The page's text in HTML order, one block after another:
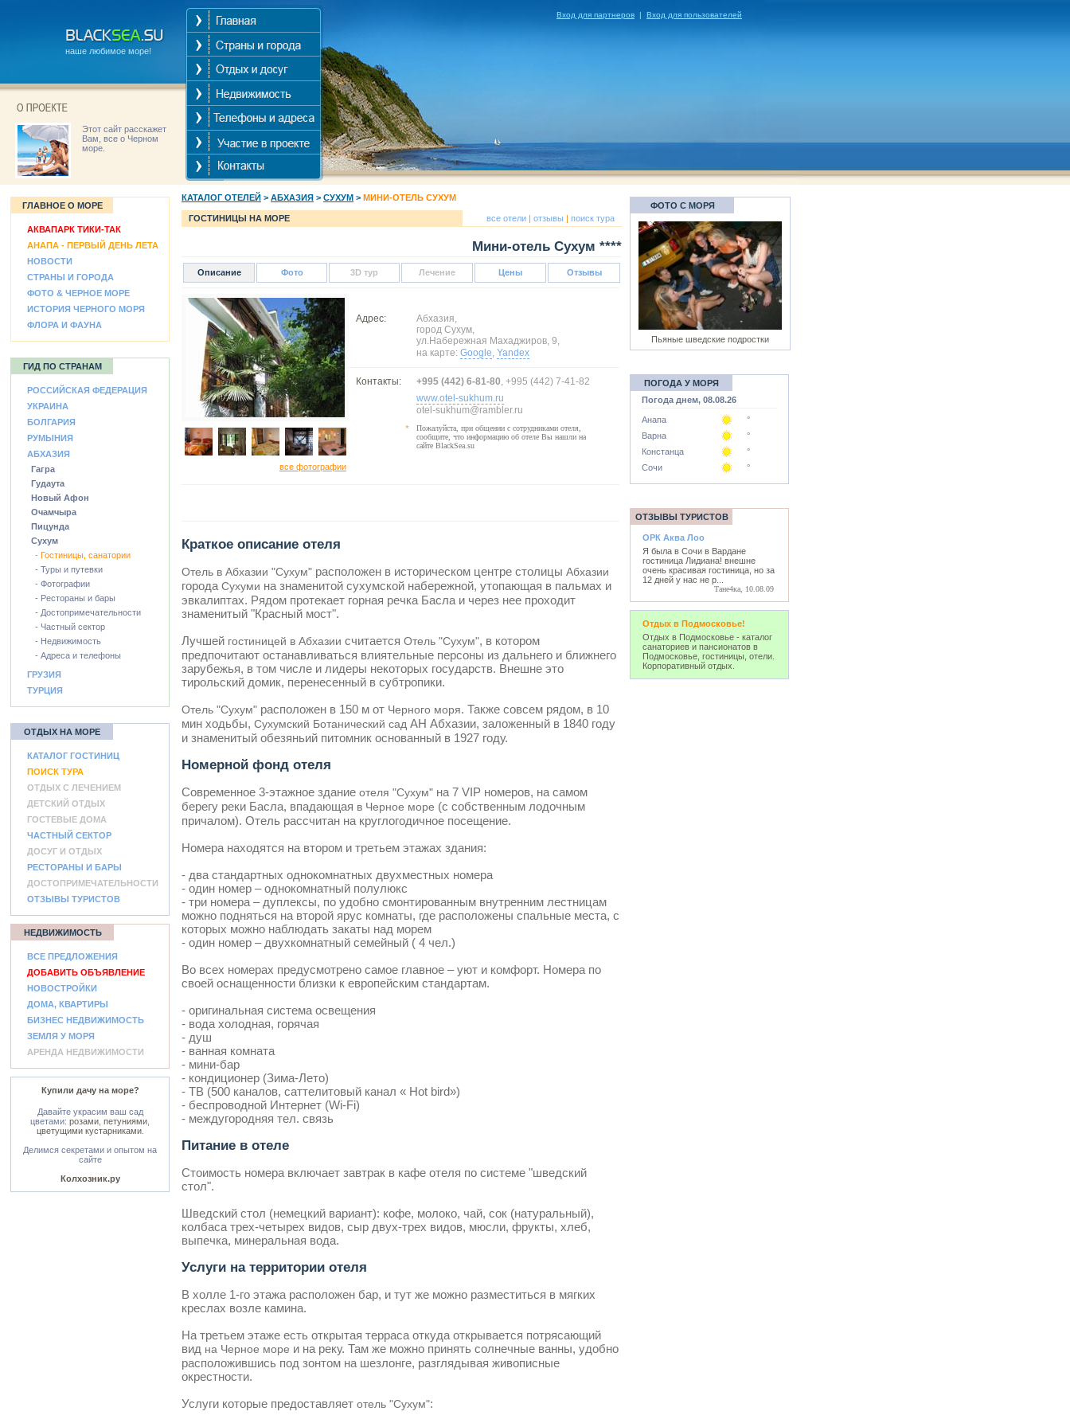
наше любимое море!
Этот сайт расскажет
Вам, все о Черном
море.
Вход для партнеров | Вход для пользователей
ГЛАВНОЕ О МОРЕ
АКВАПАРК ТИКИ-ТАК
АНАПА - ПЕРВЫЙ ДЕНЬ ЛЕТА
НОВОСТИ
СТРАНЫ И ГОРОДА
ФОТО & ЧЕРНОЕ МОРЕ
ИСТОРИЯ ЧЕРНОГО МОРЯ
ФЛОРА И ФАУНА
ГИД ПО СТРАНАМ
РОССИЙСКАЯ ФЕДЕРАЦИЯ
УКРАИНА
БОЛГАРИЯ
РУМЫНИЯ
АБХАЗИЯ
Гагра
Гудаута
Новый Афон
Очамчыра
Пицунда
Сухум
- Гостиницы, санатории
- Туры и путевки
- Фотографии
- Рестораны и бары
- Достопримечательности
- Частный сектор
- Недвижимость
- Адреса и телефоны
ГРУЗИЯ
ТУРЦИЯ
ОТДЫХ НА МОРЕ
КАТАЛОГ ГОСТИНИЦ
ПОИСК ТУРА
ОТДЫХ С ЛЕЧЕНИЕМ
ДЕТСКИЙ ОТДЫХ
ГОСТЕВЫЕ ДОМА
ЧАСТНЫЙ СЕКТОР
ДОСУГ И ОТДЫХ
РЕСТОРАНЫ И БАРЫ
ДОСТОПРИМЕЧАТЕЛЬНОСТИ
ОТЗЫВЫ ТУРИСТОВ
НЕДВИЖИМОСТЬ
ВСЕ ПРЕДЛОЖЕНИЯ
ДОБАВИТЬ ОБЪЯВЛЕНИЕ
НОВОСТРОЙКИ
ДОМА, КВАРТИРЫ
БИЗНЕС НЕДВИЖИМОСТЬ
ЗЕМЛЯ У МОРЯ
АРЕНДА НЕДВИЖИМОСТИ
Купили дачу на море?
Давайте украсим ваш сад
цветами: розами петуниями
цветущими кустарниками.
Делимся секретами и опытом на
сайте
Колхозник.ру
КАТАЛОГ ОТЕЛЕЙ > АБХАЗИЯ > СУХУМ > МИНИ-ОТЕЛЬ СУХУМ
ГОСТИНИЦЫ НА МОРЕ все отели | отзывы | поиск тура
Мини-отель Сухум ****
Описание Фото 3D тур Лечение Цены Отзывы
все фотографии
Адрес:
Абхазия,
город Сухум,
ул.Набережная Махаджиров, 9,
на карте: Google, Yandex
Контакты: +995 (442) 6-81-80, +995 (442) 7-41-82
www.otel-sukhum.ru
otel-sukhum@rambler.ru
*
Пожалуйста, при общении с сотрудниками отеля,
сообщите, что информацию об отеле Вы нашли на
сайте BlackSea.su
Краткое описание отеля
Отель в Абхазии "Сухум" расположен в историческом центре столицы Абхазии
города Сухуми на знаменитой сухумской набережной, утопающая в пальмах и
эвкалиптах. Рядом протекает горная речка Басла и через нее проходит
знаменитый "Красный мост".
Лучшей гостиницей в Абхазии считается Отель "Сухум", в котором
предпочитают останавливаться влиятельные персоны из дальнего и ближнего
зарубежья, в том числе и лидеры некоторых государств. Внешне это
тирольский домик, перенесенный в субтропики.
Отель "Сухум" расположен в 150 м от Черного моря. Также совсем рядом, в 10
мин ходьбы, Сухумский Ботанический сад АН Абхазии, заложенный в 1840 году
и знаменитый обезяньий питомник основанный в 1927 году.
Номерной фонд отеля
Современное 3-этажное здание отеля "Сухум" на 7 VIP номеров, на самом
берегу реки Басла, впадающая в Черное море (с собственным лодочным
причалом). Отель рассчитан на круглогодичное посещение.
Номера находятся на втором и третьем этажах здания:
- два стандартных однокомнатных двухместных номера
- один номер – однокомнатный полулюкс
- три номера – дуплексы, по удобно смонтированным внутренним лестницам
можно подняться на второй ярус комнаты, где расположены спальные места, с
которых можно наблюдать закаты над морем
- один номер – двухкомнатный семейный ( 4 чел.)
Во всех номерах предусмотрено самое главное – уют и комфорт. Номера по
своей оснащенности близки к европейским стандартам.
- оригинальная система освещения
- вода холодная, горячая
- душ
- ванная комната
- мини-бар
- кондиционер (Зима-Лето)
- ТВ (500 каналов, саттелитовый канал « Hot bird»)
- беспроводной Интернет (Wi-Fi)
- междугородняя тел. связь
Питание в отеле
Стоимость номера включает завтрак в кафе отеля по системе "шведский
стол".
Шведский стол (немецкий вариант): кофе, молоко, чай, сок (натуральный),
колбаса трех-четырех видов, сыр двух-трех видов, мюсли, фрукты, хлеб,
выпечка, минеральная вода.
Услуги на территории отеля
В холле 1-го этажа расположен бар, и тут же можно разместиться в мягких
креслах возле камина.
На третьем этаже есть открытая терраса откуда открывается потрясающий
вид на Черное море и на реку. Там же можно принять солнечные ванны, удобно
расположившись под зонтом на шезлонге, разглядывая живописные
окрестности.
Услуги которые предоставляет отель "Сухум":
ФОТО С МОРЯ
Пьяные шведские подростки
ПОГОДА У МОРЯ
Погода днем, 08.08.26
Анапа
°
Варна
°
Констанца
°
Сочи
°
ОТЗЫВЫ ТУРИСТОВ
ОРК Аква Лоо
Я была в Сочи в Вардане
гостиница Лидиана! внешне
очень красивая гостиница, но за
12 дней у нас не р
Тане4ка, 10.08.09
Отдых в Подмосковье!
Отдых в Подмосковье - каталог
санаториев и пансионатов в
Подмосковье, гостиницы, отели.
Корпоративный отдых.